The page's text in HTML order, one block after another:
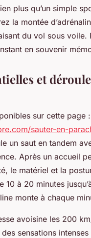
une
299 €
plus qu’un simple
la montée
du vol sous voile.
en souvenir
et
sur cette page :
sauter-en-
un saut en tandem
Après un accueil
le matériel et la
10 à 20 minutes
monte à chaque
avoisine les 200
sensations